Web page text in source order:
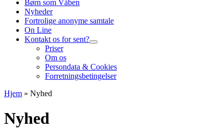
Børn som Våben
Nyheder
Fortrolige anonyme samtale
On Line
Kontakt os for sent?
Priser
Om os
Persondata & Cookies
Forretningsbetingelser
Hjem » Nyhed
Nyhed